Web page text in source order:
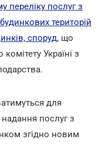
переліку послуг з
територій
споруд, що
Україні з
для
послуг з
згідно новим